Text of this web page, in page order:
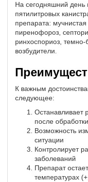
На сегодняшний день
пятилитровых
препарата:
пиренофороз,
ринхоспориоз, темно-
возбудители.
К важным
следующее:
Останавливает
после обработки
Возможность
ситуации
Контролирует
заболеваний
Препарат
температурах